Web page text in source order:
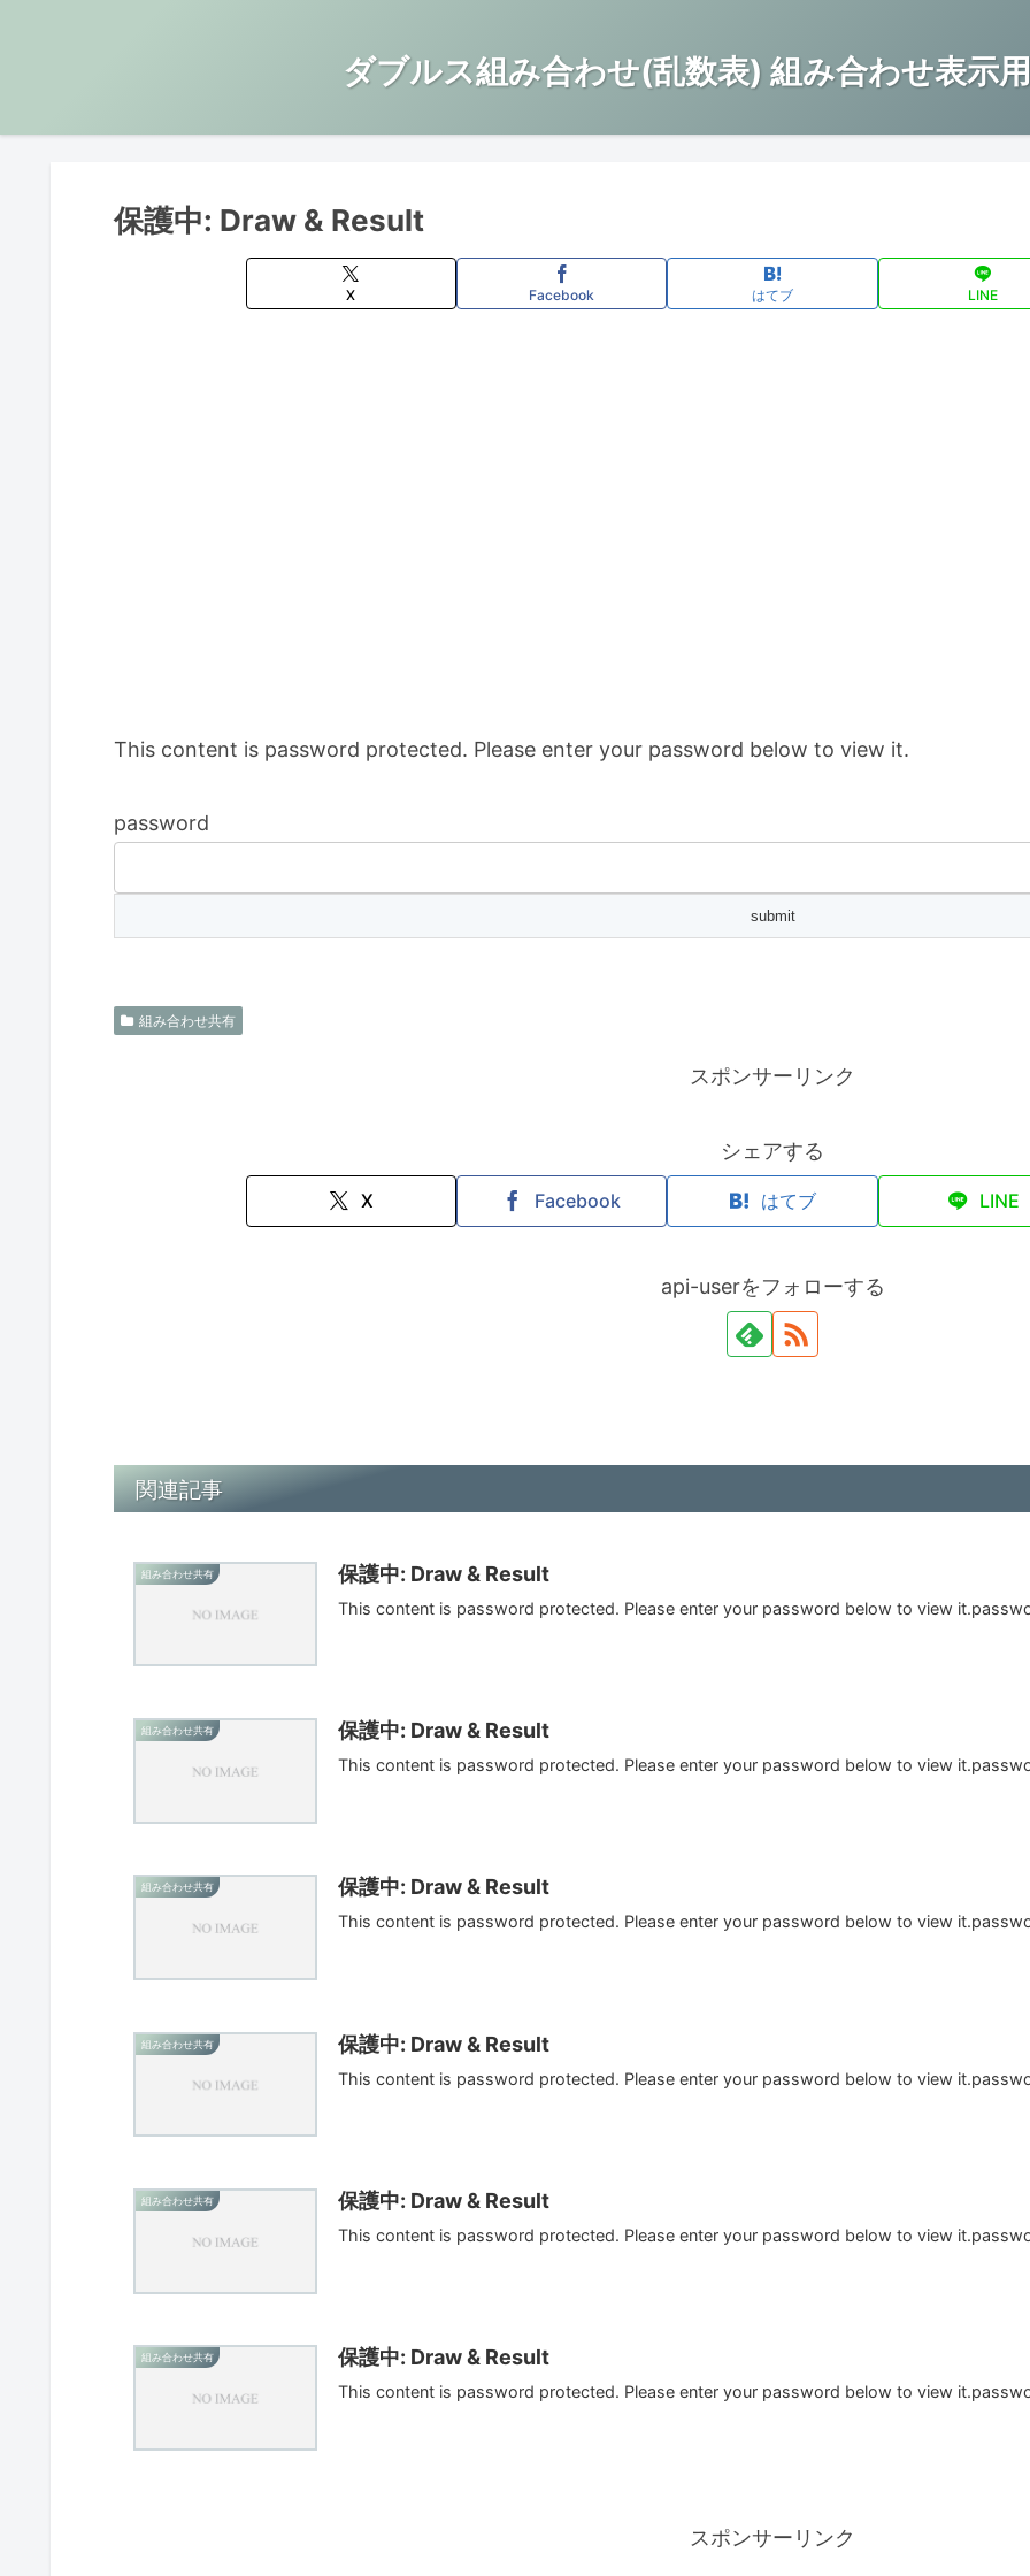
ダブルス組み合わせ(乱数表) 組み合わせ表示
保護中: Draw & Result
X Facebook はてブ LINE
This content is password protected. Please enter your password below to view it.
password
組み合わせ共有
スポンサーリンク
シェアする
X Facebook はてブ LINE
api-userをフォローする
関連記事
組み合わせ共有 保護中: Draw & Result
This content is password protected. Please enter your password below to view
組み合わせ共有 保護中: Draw & Result
This content is password protected. Please enter your password below to view
組み合わせ共有 保護中: Draw & Result
This content is password protected. Please enter your password below to view
組み合わせ共有 保護中: Draw & Result
This content is password protected. Please enter your password below to view
組み合わせ共有 保護中: Draw & Result
This content is password protected. Please enter your password below to view
組み合わせ共有 保護中: Draw & Result
This content is password protected. Please enter your password below to view
スポンサーリンク